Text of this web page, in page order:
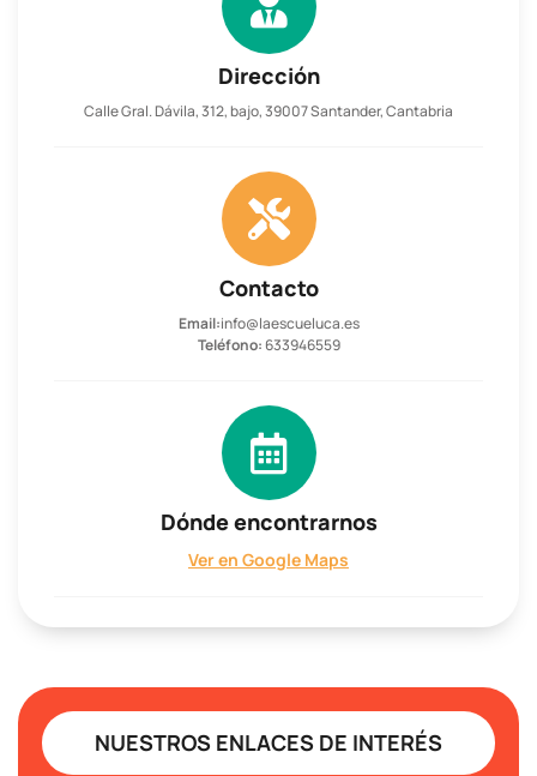
Dirección
Calle Gral. Dávila, 312, bajo, 39007 Santander, Cantabria
Contacto
Email:info@laescueluca.es
Teléfono: 633946559
Dónde encontrarnos
Ver en Google Maps
NUESTROS ENLACES DE INTERÉS